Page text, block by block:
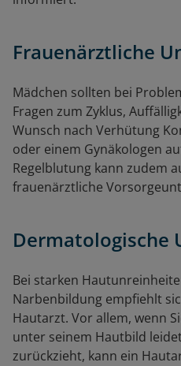
Frauenärztliche
Mädchen sollten bei
Fragen zum Zyklus,
Wunsch nach Verhütung
oder einem Gynäkologen
Regelblutung kann zudem
frauenärztliche
Dermatologische
Bei starken
Narbenbildung empfiehlt
Hautarzt. Vor allem, wenn
unter seinem Hautbild
zurückzieht, kann ein